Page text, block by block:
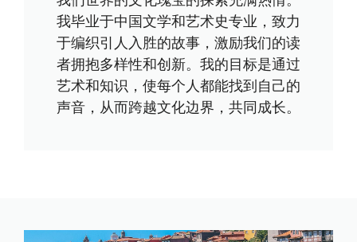
我毕业于中国文学和艺术史专业，致力
于编织引人入胜的故事，激励我们的读
者拥抱多样性和创新。我的目标是通过
艺术和知识，使每个人都能找到自己的
声音，从而跨越文化边界，共同成长。